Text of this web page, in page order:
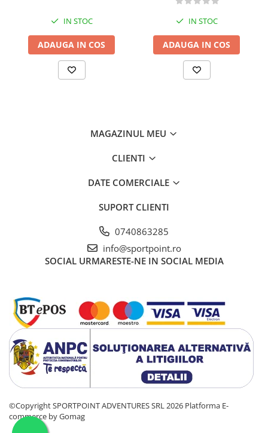
MANUSI
OFERTE SPECIALE
IN STOC
ADAUGA IN COS
IN STOC
ADAUGA IN COS
MAGAZINUL MEU
CLIENTI
DATE COMERCIALE
SUPORT CLIENTI
0740863285
info@sportpoint.ro
SOCIAL URMARESTE-NE IN SOCIAL MEDIA
©Copyright SPORTPOINT ADVENTURES SRL 2026 Platforma E-
commerce by Gomag